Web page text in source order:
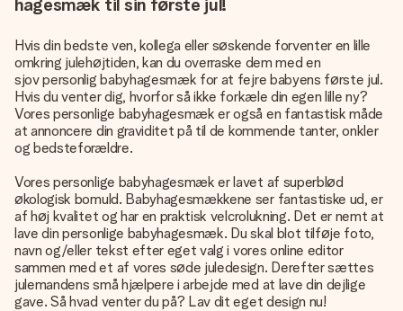
hagesmæk til sin første jul!
Hvis din bedste ven, kollega eller søskende forventer en lille
omkring julehøjtiden, kan du overraske dem med en
sjov personlig babyhagesmæk for at fejre babyens første jul.
Hvis du venter dig, hvorfor så ikke forkæle din egen lille ny?
Vores personlige babyhagesmæk er også en fantastisk måde
at annoncere din graviditet på til de kommende tanter, onkler
og bedsteforældre.
Vores personlige babyhagesmæk er lavet af superblød
økologisk bomuld. Babyhagesmækkene ser fantastiske ud, er
af høj kvalitet og har en praktisk velcrolukning. Det er nemt at
lave din personlige babyhagesmæk. Du skal blot tilføje foto,
navn og/eller tekst efter eget valg i vores online editor
sammen med et af vores søde juledesign. Derefter sættes
julemandens små hjælpere i arbejde med at lave din dejlige
gave. Så hvad venter du på? Lav dit eget design nu!